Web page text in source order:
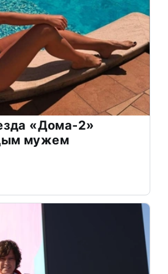
«Дома-2»
мужем